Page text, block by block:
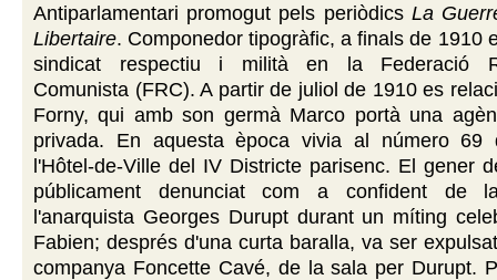
Antiparlamentari promogut pels periòdics La
Libertaire. Componedor tipogràfic, a finals de 1910
sindicat respectiu i milità en la Federació
Comunista (FRC). A partir de juliol de 1910 es
Forny, qui amb son germà Marco portà una
privada. En aquesta època vivia al número 69
l'Hôtel-de-Ville del IV Districte parisenc. El gener
públicament denunciat com a confident de
l'anarquista Georges Durupt durant un míting
Fabien; després d'una curta baralla, va ser
companya Foncette Cavé, de la sala per Durupt.